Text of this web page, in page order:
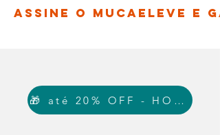
Assine o MucaEleve e
🎁 até 20% OFF - HOJE!